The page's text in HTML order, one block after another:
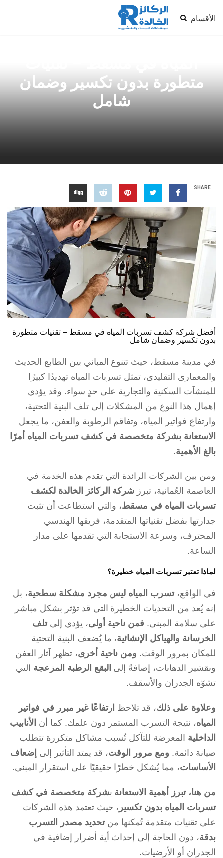
الأقسام
متطورة بدون تكسير وضمان
شامل
SHARE
أفضل شركة كشف تسربات المياه في مسقط – تقنيات متطورة
بدون تكسير وضمان شامل
في مدينة مسقط، حيث تتنوع المباني بين الطابع الحديث
والمعماري التقليدي، تمثل تسربات المياه تهديدًا كبيرًا
للمنشآت السكنية والتجارية على حدٍ سواء. وقد يؤدي
إهمال هذا النوع من المشكلات إلى تلف البنية التحتية،
وارتفاع فواتير المياه، وتفاقم الرطوبة والعفن، ما يجعل
الاستعانة بشركة متخصصة في كشف تسربات المياه أمرًا
بالغ الأهمية.
ومن بين الشركات الرائدة التي تقدم هذه الخدمة في
العاصمة العُمانية، تبرز شركة الركائز الخالدة لكشف
تسربات المياه في مسقط، والتي استطاعت أن تثبت
جدارتها بفضل تقنياتها المتقدمة، فريقها الهندسي
المحترف، وسرعة الاستجابة التي تقدمها على مدار
الساعة.
لماذا تعتبر تسربات المياه خطيرة؟
في الواقع، تسرب المياه ليس مجرد مشكلة سطحية، بل
إنه يُعد من التحديات الخطيرة التي قد تؤثر بشكل مباشر
على سلامة المبنى. فمن ناحية أولى، يؤدي إلى تلف
الخرسانة والهياكل الإنشائية، ما يُضعف البنية التحتية
للمكان بمرور الوقت. ومن ناحية أخرى، تظهر آثار العفن
وتقشير الدهانات، إضافةً إلى البقع الرطبة المزعجة التي
تشوّه الجدران والأسقف.
وعلاوة على ذلك، قد تلاحظ ارتفاعًا غير مبرر في فواتير
المياه، نتيجة التسرب المستمر دون علمك. كما أن الأنابيب
الداخلية المعرضة للتآكل تُسبب مشاكل متكررة تتطلب
صيانة دائمة. ومع مرور الوقت، قد يمتد التأثير إلى إضعاف
الأساسات، مما يُشكل خطرًا حقيقيًا على استقرار المبنى.
من هنا، تبرز أهمية الاستعانة بشركة متخصصة في كشف
تسربات المياه بدون تكسير ، حيث تعتمد هذه الشركات
على تقنيات متقدمة تُمكنها من تحديد مصدر التسرب
بدقة، دون الحاجة إلى إحداث أية أضرار إضافية في
الجدران أو الأرضيات.